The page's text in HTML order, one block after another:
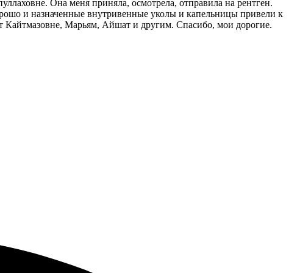
Она меня приняла, осмотрела, отправила на рентген.
и назначенные внутривенные уколы и капельницы привели к
Кайтмазовне, Марьям, Айшат и другим. Спасибо, мои дорогие.